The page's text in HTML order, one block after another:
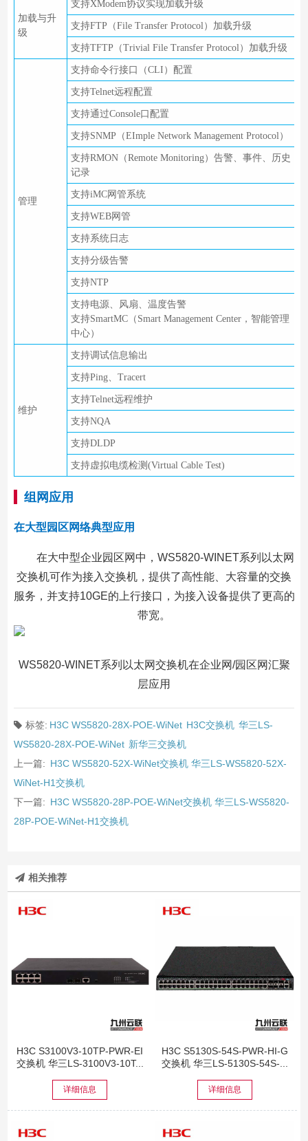
加载与升
级
支持XModem协议实现加载升级
支持FTP（File Transfer Protocol）加载升级
支持TFTP（Trivial File Transfer Protocol）加载升级
管理
支持命令行接口（CLI）配置
支持Telnet远程配置
支持通过Console口配置
支持SNMP（EImple Network Management Protocol）
支持RMON（Remote Monitoring）告警、事件、历史
记录
支持iMC网管系统
支持WEB网管
支持系统日志
支持分级告警
支持NTP
支持电源、风扇、温度告警
支持SmartMC（Smart Management Center，智能管理
中心）
维护
支持调试信息输出
支持Ping、Tracert
支持Telnet远程维护
支持NQA
支持DLDP
支持虚拟电缆检测(Virtual Cable Test)
组网应用
在大型园区网络典型应用
在大中型企业园区网中，WS5820-WINET系列以太网
交换机可作为接入交换机，提供了高性能、大容量的交换
服务，并支持10GE的上行接口，为接入设备提供了更高的
带宽。
WS5820-WINET系列以太网交换机在企业网/园区网汇聚
层应用
标签: H3C WS5820-28X-POE-WiNet H3C交换机 华三LS-
WS5820-28X-POE-WiNet 新华三交换机
上一篇: H3C WS5820-52X-WiNet交换机 华三LS-WS5820-52X-
WiNet-H1交换机
下一篇: H3C WS5820-28P-POE-WiNet交换机 华三LS-WS5820-
28P-POE-WiNet-H1交换机
相关推荐
H3C S3100V3-10TP-PWR-EI
交换机 华三LS-3100V3-10T...
详细信息
H3C S5130S-54S-PWR-HI-G
交换机 华三LS-5130S-54S-...
详细信息